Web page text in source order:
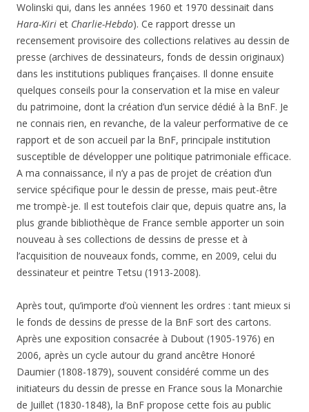
Wolinski qui, dans les années 1960 et 1970 dessinait dans
Hara-Kiri et Charlie-Hebdo). Ce rapport dresse un
recensement provisoire des collections relatives au dessin de
presse (archives de dessinateurs, fonds de dessin originaux)
dans les institutions publiques françaises. Il donne ensuite
quelques conseils pour la conservation et la mise en valeur
du patrimoine, dont la création d’un service dédié à la BnF. Je
ne connais rien, en revanche, de la valeur performative de ce
rapport et de son accueil par la BnF, principale institution
susceptible de développer une politique patrimoniale efficace.
A ma connaissance, il n’y a pas de projet de création d’un
service spécifique pour le dessin de presse, mais peut-être
me trompè-je. Il est toutefois clair que, depuis quatre ans, la
plus grande bibliothèque de France semble apporter un soin
nouveau à ses collections de dessins de presse et à
l’acquisition de nouveaux fonds, comme, en 2009, celui du
dessinateur et peintre Tetsu (1913-2008).
Après tout, qu’importe d’où viennent les ordres : tant mieux si
le fonds de dessins de presse de la BnF sort des cartons.
Après une exposition consacrée à Dubout (1905-1976) en
2006, après un cycle autour du grand ancêtre Honoré
Daumier (1808-1879), souvent considéré comme un des
initiateurs du dessin de presse en France sous la Monarchie
de Juillet (1830-1848), la BnF propose cette fois au public